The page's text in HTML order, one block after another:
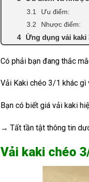
Ưu điểm:
Nhược điểm:
Ứng dụng vải kaki
Có phải bạn đang thắc
Vải Kaki chéo 3/1 khác gì
Bạn có biết giá vải kaki
→ Tất tần tật thông tin
Vải kaki chéo